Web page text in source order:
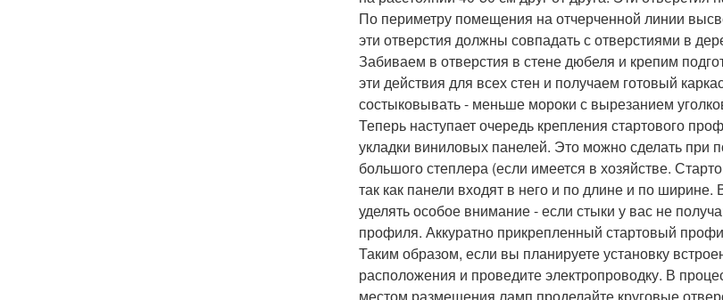
По периметру помещения на отчерченной линии
эти отверстия должны совпадать с отверстиями в
Забиваем в отверстия в стене дюбеля и крепим
эти действия для всех стен и получаем готовый
состыковывать - меньше мороки с вырезанием
Теперь наступает очередь крепления стартового
укладки виниловых панелей. Это можно сделать
большого степлера (если имеется в хозяйстве.
так как панели входят в него и по длине и по
уделять особое внимание - если стыки у вас не
профиля. Аккуратно прикрепленный стартовый
Таким образом, если вы планируете установку
расположения и проведите электропроводку. В